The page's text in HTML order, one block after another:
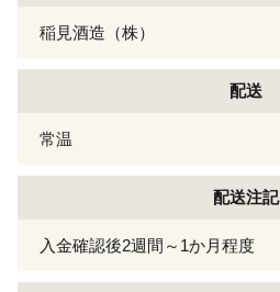
稲見酒造（株）
配送
常温
配送注記
入金確認後2週間～1か月程度